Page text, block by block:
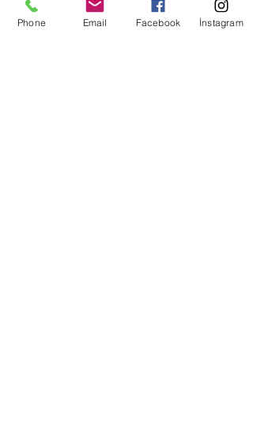
nedenle de planı tam olarak
anlaşılamamıştır. Yalnızca
Phone Email Facebook İnstagram